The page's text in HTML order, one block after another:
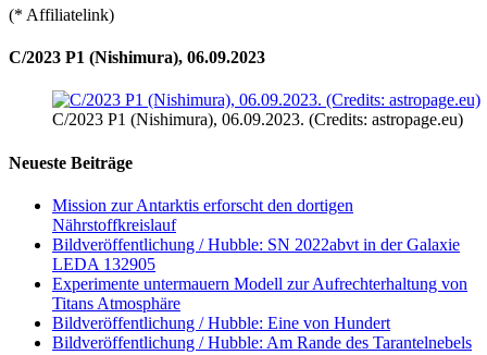
(* Affiliatelink)
C/2023 P1 (Nishimura), 06.09.2023
C/2023 P1 (Nishimura), 06.09.2023. (Credits: astropage.eu)
Neueste Beiträge
Mission zur Antarktis erforscht den dortigen
Nährstoffkreislauf
Bildveröffentlichung / Hubble: SN 2022abvt in der Galaxie
LEDA 132905
Experimente untermauern Modell zur Aufrechterhaltung von
Titans Atmosphäre
Bildveröffentlichung / Hubble: Eine von Hundert
Bildveröffentlichung / Hubble: Am Rande des Tarantelnebels